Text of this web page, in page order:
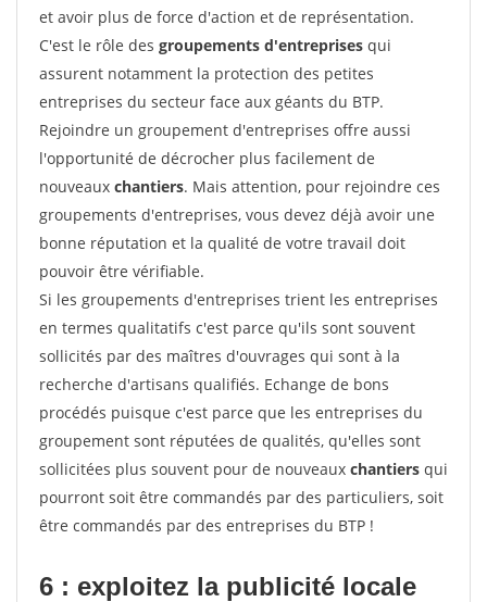
et avoir plus de force d'action et de représentation.
C'est le rôle des groupements d'entreprises qui
assurent notamment la protection des petites
entreprises du secteur face aux géants du BTP.
Rejoindre un groupement d'entreprises offre aussi
l'opportunité de décrocher plus facilement de
nouveaux chantiers. Mais attention, pour rejoindre ces
groupements d'entreprises, vous devez déjà avoir une
bonne réputation et la qualité de votre travail doit
pouvoir être vérifiable.
Si les groupements d'entreprises trient les entreprises
en termes qualitatifs c'est parce qu'ils sont souvent
sollicités par des maîtres d'ouvrages qui sont à la
recherche d'artisans qualifiés. Echange de bons
procédés puisque c'est parce que les entreprises du
groupement sont réputées de qualités, qu'elles sont
sollicitées plus souvent pour de nouveaux chantiers qui
pourront soit être commandés par des particuliers, soit
être commandés par des entreprises du BTP !
6 : exploitez la publicité locale